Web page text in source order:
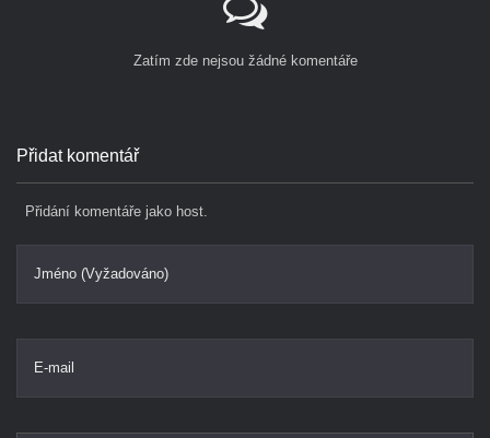
Zatím zde nejsou žádné komentáře
Přidat komentář
Přidání komentáře jako host.
Jméno (Vyžadováno)
E-mail